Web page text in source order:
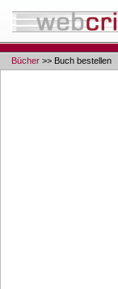
Bücher >> Buch bestellen